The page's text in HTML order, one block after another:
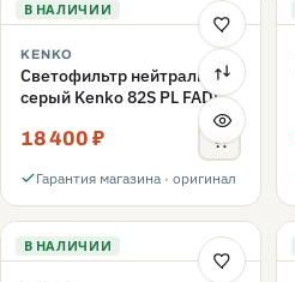
В НАЛИЧИИ
KENKO
Светофильтр нейтрально-
серый Kenko 82S PL FADER
с переменной плотностью
ND3-ND400 82mm
18 400 ₽
Гарантия магазина · оригинал
В НАЛИЧИИ